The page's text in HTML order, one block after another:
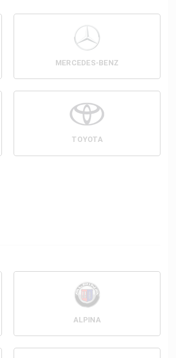
MERCEDES-BENZ
TOYOTA
ALPINA